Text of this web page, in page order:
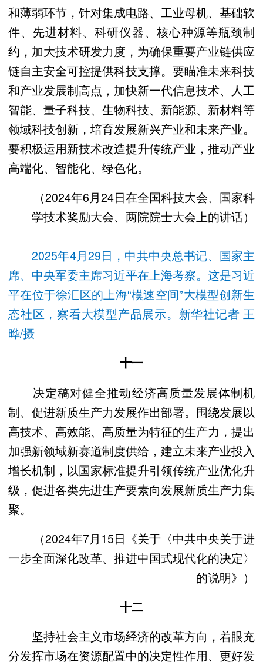
和薄弱环节，针对集成电路、工业母机、基础软
件、先进材料、科研仪器、核心种源等瓶颈制
约，加大技术研发力度，为确保重要产业链供应
链自主安全可控提供科技支撑。要瞄准未来科技
和产业发展制高点，加快新一代信息技术、人工
智能、量子科技、生物科技、新能源、新材料等
领域科技创新，培育发展新兴产业和未来产业。
要积极运用新技术改造提升传统产业，推动产业
高端化、智能化、绿色化。
（2024年6月24日在全国科技大会、国家科
学技术奖励大会、两院院士大会上的讲话）
2025年4月29日，中共中央总书记、国家主
席、中央军委主席习近平在上海考察。这是习近
平在位于徐汇区的上海“模速空间”大模型创新生
态社区，察看大模型产品展示。新华社记者 王
晔/摄
十一
决定稿对健全推动经济高质量发展体制机
制、促进新质生产力发展作出部署。围绕发展以
高技术、高效能、高质量为特征的生产力，提出
加强新领域新赛道制度供给，建立未来产业投入
增长机制，以国家标准提升引领传统产业优化升
级，促进各类先进生产要素向发展新质生产力集
聚。
（2024年7月15日《关于〈中共中央关于进
一步全面深化改革、推进中国式现代化的决定〉
的说明》）
十二
坚持社会主义市场经济的改革方向，着眼充
分发挥市场在资源配置中的决定性作用、更好发